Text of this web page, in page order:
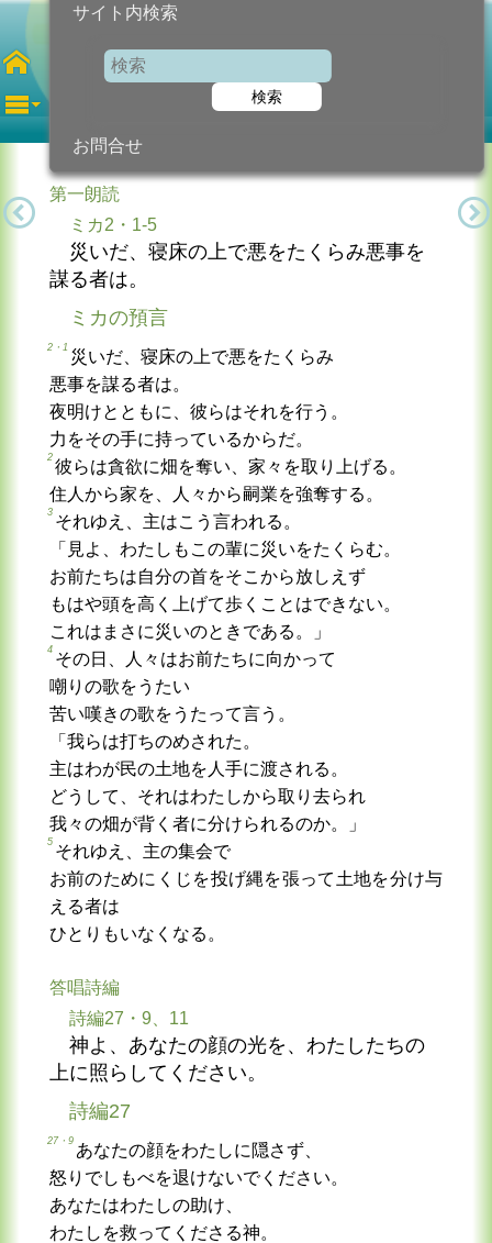
サイト内検索
検索
お問合せ
第15土曜日年間
第一朗読
ミカ2・1-5
災いだ、寝床の上で悪をたくらみ悪事を
謀る者は。
ミカの預言
2・1
災いだ、寝床の上で悪をたくらみ
悪事を謀る者は。
夜明けとともに、彼らはそれを行う。
力をその手に持っているからだ。
2
彼らは貪欲に畑を奪い、家々を取り上げる。
住人から家を、人々から嗣業を強奪する。
3
それゆえ、主はこう言われる。
「見よ、わたしもこの輩に災いをたくらむ。
お前たちは自分の首をそこから放しえず
もはや頭を高く上げて歩くことはできない。
これはまさに災いのときである。」
4
その日、人々はお前たちに向かって
嘲りの歌をうたい
苦い嘆きの歌をうたって言う。
「我らは打ちのめされた。
主はわが民の土地を人手に渡される。
どうして、それはわたしから取り去られ
我々の畑が背く者に分けられるのか。」
5
それゆえ、主の集会で
お前のためにくじを投げ縄を張って土地を分け与
える者は
ひとりもいなくなる。
答唱詩編
詩編27・9、11
神よ、あなたの顔の光を、わたしたちの
上に照らしてください。
詩編27
27・9
あなたの顔をわたしに隠さず、
怒りでしもべを退けないでください。
あなたはわたしの助け、
わたしを救ってくださる神。